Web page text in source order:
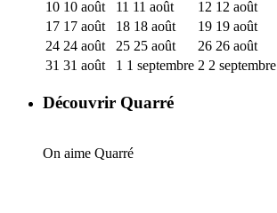
10 10 août 11 11 août 12 12 août
17 17 août 18 18 août 19 19 août
24 24 août 25 25 août 26 26 août
31 31 août 1 1 septembre 2 2 septembre
Découvrir Quarré
On aime Quarré